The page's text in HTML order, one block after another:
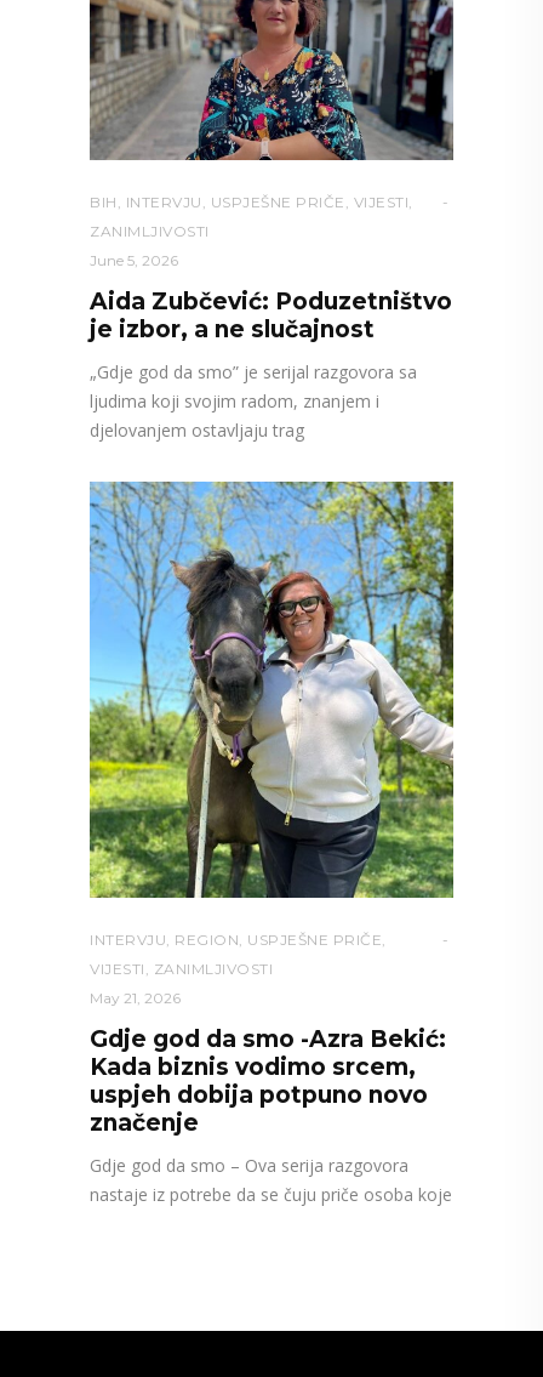
BIH INTERVJU USPJEŠNE PRIČE VIJESTI
ZANIMLJIVOSTI
June 5, 2026
Aida Zubčević: Poduzetništvo
je izbor, a ne slučajnost
„Gdje god da smo” je serijal razgovora sa
ljudima koji svojim radom, znanjem i
djelovanjem ostavljaju trag
INTERVJU, REGION, USPJEŠNE PRIČE,
VIJESTI , ZANIMLJIVOSTI
May 21, 2026
Gdje god da smo -Azra Bekić:
Kada biznis vodimo srcem,
uspjeh dobija potpuno novo
značenje
Gdje god da smo – Ova serija razgovora
nastaje iz potrebe da se čuju priče osoba koje